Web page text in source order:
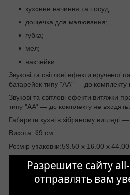
Разрешите сайту
отправлять вам
кухонне начиння та посуд;
дощечка для малювання;
губка;
мел;
наклейки.
Звукові та світлові ефекти врученої
батарейок типу "АА" — до комплекту
Звукові та світлові ефекти витяжки
типу "АА" — до комплекту не входять.
Габарити кухні в зібраному вигляді
Висота: 69 см.
Розмір упаковки:59.50 x 16.00 x 44.00.